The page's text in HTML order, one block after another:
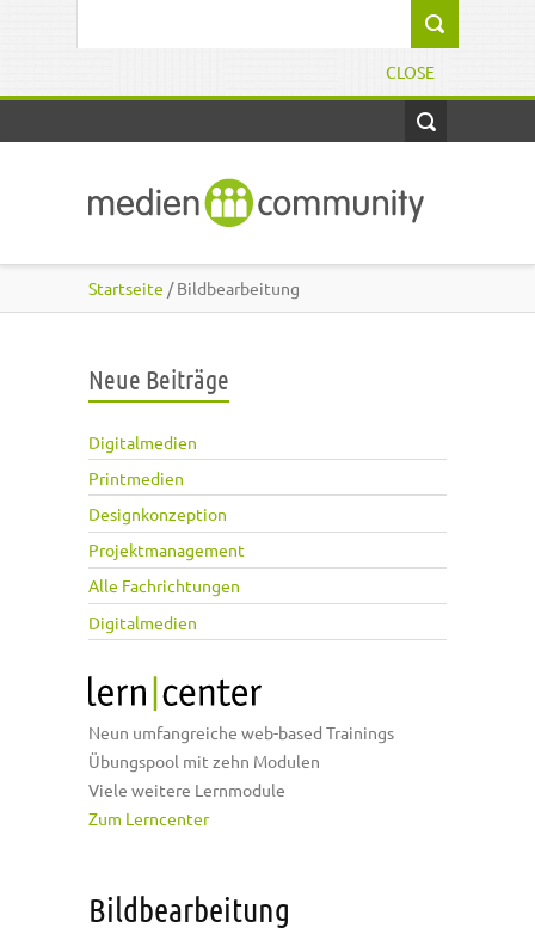
CLOSE
Startseite / Bildbearbeitung
Neue Beiträge
Digitalmedien
Printmedien
Designkonzeption
Projektmanagement
Alle Fachrichtungen
Digitalmedien
Neun umfangreiche web-based Trainings
Übungspool mit zehn Modulen
Viele weitere Lernmodule
Zum Lerncenter
Bildbearbeitung